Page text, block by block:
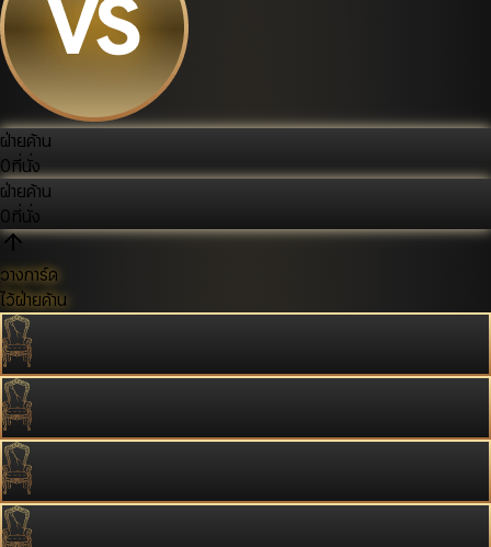
ฝ่ายค้าน
0ที่นั่ง
ฝ่ายค้าน
0ที่นั่ง
วางการ์ด
ไว้ฝ่ายค้าน